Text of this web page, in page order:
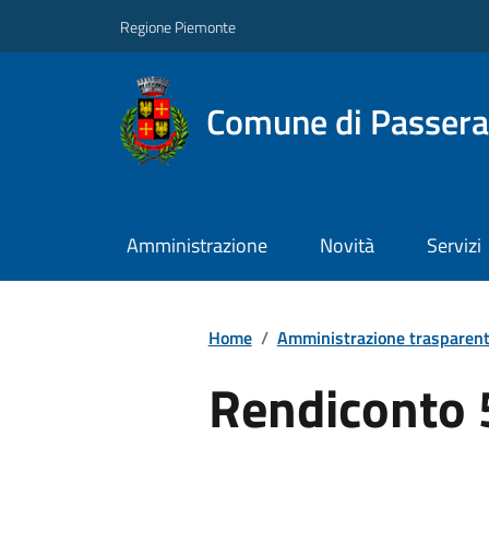
Regione Piemonte
Comune di
Amministrazione Novità Servizi
Home / Amministrazione
Rendiconto